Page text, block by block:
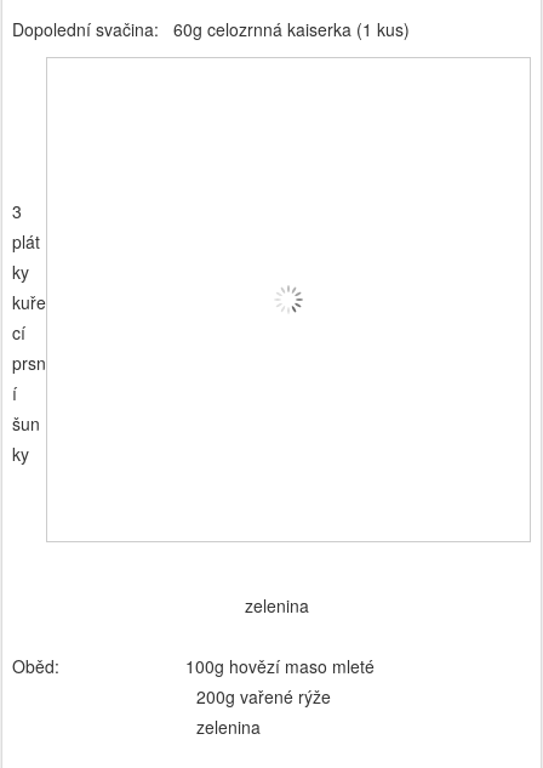
Dopolední svačina: 60g celozrnná kaiserka (1 kus)
3
plát
ky
kuře
cí
prsn
í
šun
ky
zelenina
Oběd: 100g hovězí maso mleté
200g vařené rýže
zelenina